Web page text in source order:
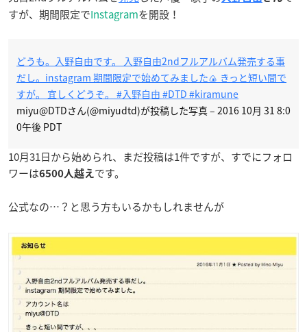
すが、期間限定でInstagramを開設！
どうも。入野自由です。 入野自由2ndフルアルバム発売する事
だし。instagram 期間限定で始めてみました🍙 きっと短い間で
すが。 宜しくどうぞ。 #入野自由 #DTD #kiramune
miyu@DTDさん(@miyudtd)が投稿した写真 – 2016 10月 31 8:0
0午後 PDT
10月31日から始められ、まだ投稿は1件ですが、すでにフォロ
ワーは6500人越え です。
公式なの…？と思う方もいるかもしれませんが